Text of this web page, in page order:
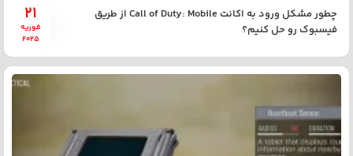
21
فوریه
2025
چطور مشکل ورود به اکانت Call of Duty: Mobile از طریق
فیسبوک رو حل کنیم؟